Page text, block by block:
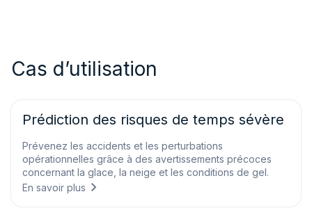
Cas d’utilisation
Prédiction des risques de temps sévère
Prévenez les accidents et les perturbations
opérationnelles grâce à des avertissements précoces
concernant la glace, la neige et les conditions de gel.
En savoir plus